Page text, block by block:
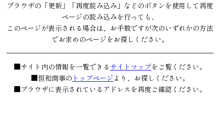
ブラウザの「更新」「再度読み込み」などのボタンを使用して再度
ページの読み込みを行っても、
このページが表示される場合は、お手数ですが次のいずれかの方法
でお求めのページをお探しください。
■サイト内の情報を一覧できる サイトマップをご覧ください。
■恒和商事の トップページより、お探しください。
■ブラウザに表示されているアドレスを再度ご確認ください。